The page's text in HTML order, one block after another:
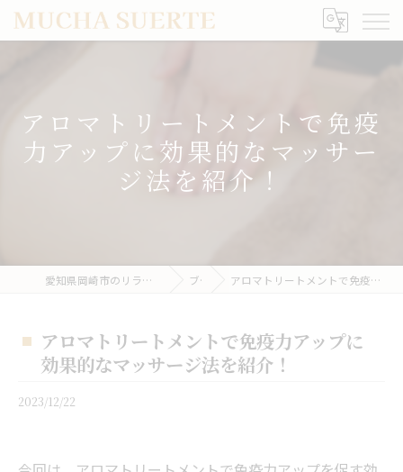
アロマトリートメントで免疫
力アップに効果的なマッサー
ジ法を紹介！
愛知県岡崎市のリラクゼーションならMUCHA SUERTE ブログ アロマトリートメントで免疫力アップに効果的なマッサージ法を紹介！
アロマトリートメントで免疫力アップに
効果的なマッサージ法を紹介！
2023/12/22